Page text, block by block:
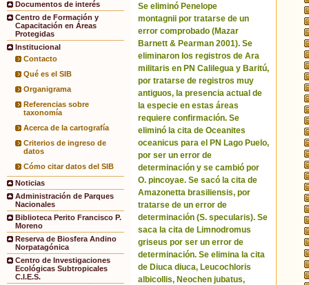
Documentos de interés
Centro de Formación y
Capacitación en Áreas
Protegidas
Institucional
Contacto
Qué es el SIB
Organigrama
Referencias sobre
taxonomía
Acerca de la cartografía
Criterios de ingreso de
datos
Cómo citar datos del SIB
Noticias
Administración de Parques
Nacionales
Biblioteca Perito Francisco P.
Moreno
Reserva de Biosfera Andino
Norpatagónica
Centro de Investigaciones
Ecológicas Subtropicales
C.I.E.S.
Se eliminó Penelope
montagnii por tratarse de un
error comprobado (Mazar
Barnett & Pearman 2001). Se
eliminaron los registros de Ara
militaris en PN Calilegua y Baritú,
por tratarse de registros muy
antiguos, la presencia actual de
la especie en estas áreas
requiere confirmación. Se
eliminó la cita de Oceanites
oceanicus para el PN Lago Puelo,
por ser un error de
determinación y se cambió por
O. pincoyae. Se sacó la cita de
Amazonetta brasiliensis, por
tratarse de un error de
determinación (S. specularis). Se
saca la cita de Limnodromus
griseus por ser un error de
determinación. Se elimina la cita
de Diuca diuca, Leucochloris
albicollis, Neochen jubatus,